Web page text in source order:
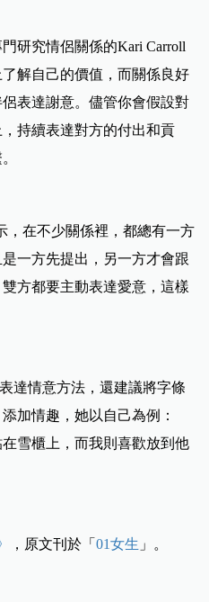
研究情侶關係的Kari Carroll
解自己的價值，而關係良好
表達謝意。儘管你會假設對
持續表達對方的付出和貢
，在不少關係裡，都總有一方
一方先提出，另一方才會跟
方都要主動表達愛意，這樣
達情意方法，還建議將字條
加情趣，她以自己為例：
在雪櫃上，而我則喜歡放到他
，原文刊於「01女生 」。